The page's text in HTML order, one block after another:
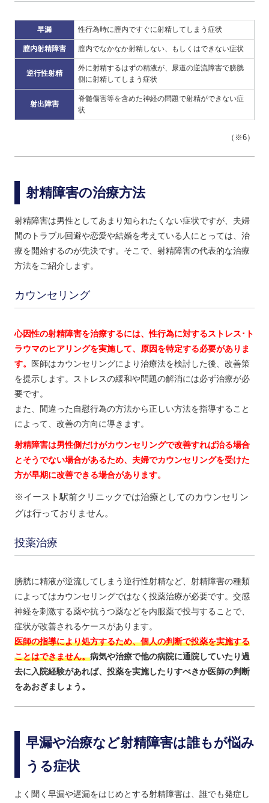
早漏 性行為時に膣内ですぐに射精してしまう症状
膣内射精障害 膣内でなかなか射精しない、もしくはできない症状
逆行性射精
外に射精するはずの精液が、尿道の逆流障害で膀胱
側に射精してしまう症状
射出障害
脊髄傷害等を含めた神経の問題で射精ができない症
状
（※6）
射精障害の治療方法
射精障害は男性としてあまり知られたくない症状ですが、夫婦
間のトラブル回避や恋愛や結婚を考えている人にとっては、治
療を開始するのが先決です。そこで、射精障害の代表的な治療
方法をご紹介します。
カウンセリング
心因性の射精障害を治療するには、性行為に対するストレス･ト
ラウマのヒアリングを実施して、原因を特定する必要がありま
す。
医師はカウンセリングにより治療法を検討した後、改善策
を提示します。ストレスの緩和や問題の解消には必ず治療が必
要です。
また、間違った自慰行為の方法から正しい方法を指導すること
によって、改善の方向に導きます。
射精障害は男性側だけがカウンセリングで改善すれば治る場合
とそうでない場合があるため、夫婦でカウンセリングを受けた
方が早期に改善できる場合があります。
※イースト駅前クリニックでは治療としてのカウンセリン
グは行っておりません。
投薬治療
膀胱に精液が逆流してしまう逆行性射精など、射精障害の種類
によってはカウンセリングではなく投薬治療が必要です。交感
神経を刺激する薬や抗うつ薬などを内服薬で投与することで、
症状が改善されるケースがあります。
医師の指導により処方するため、個人の判断で投薬を実施する
ことはできません。病気や治療で他の病院に通院していたり過
去に入院経験があれば、投薬を実施したりすべきか医師の判断
をあおぎましょう。
早漏や治療など射精障害は誰もが悩み
うる症状
よく聞く早漏や遅漏をはじめとする射精障害は、誰でも発症し